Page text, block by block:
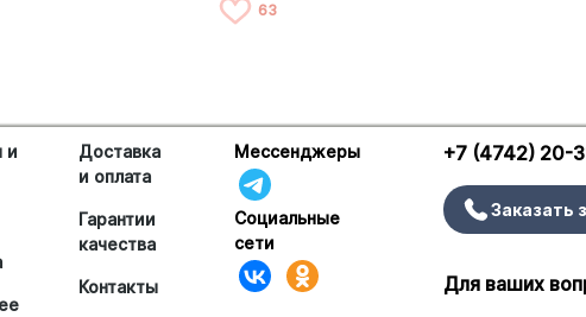
63
и
Доставка
и оплата
Гарантии
качества
Контакты
Мессенджеры
Социальные
сети
+7 (4742) 20-
Заказать
Для ваших